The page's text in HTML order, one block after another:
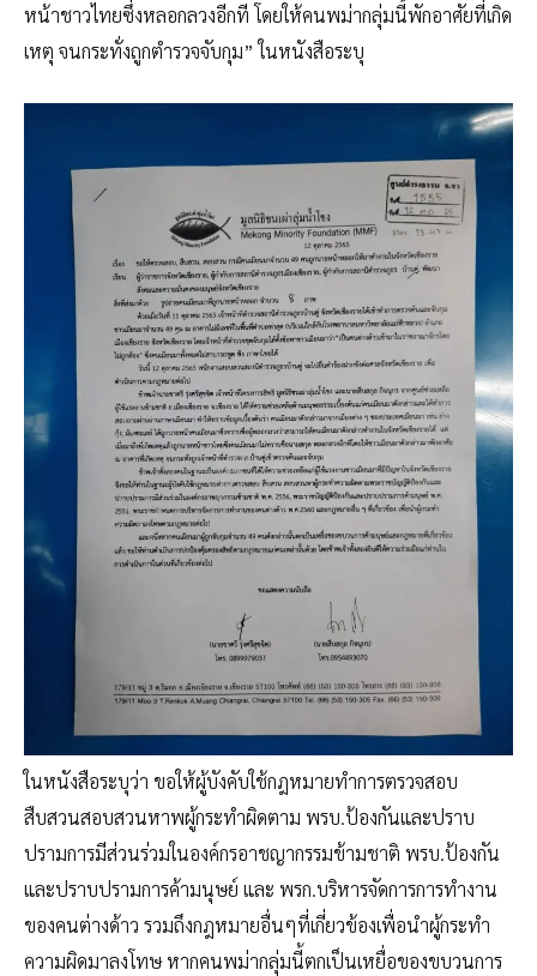
หน้าชาวไทยซึ่งหลอกลวงอีกที โดยให้คนพม่ากลุ่มนี้พักอาศัยที่เกิด
เหตุ จนกระทั่งถูกตำรวจจับกุม” ในหนังสือระบุ
ในหนังสือระบุว่า ขอให้ผู้บังคับใช้กฎหมายทำการตรวจสอบ
สืบสวนสอบสวนหาพผู้กระทำผิดตาม พรบ.ป้องกันและปราบ
ปรามการมีส่วนร่วมในองค์กรอาชญากรรมข้ามชาติ พรบ.ป้องกัน
และปราบปรามการค้ามนุษย์ และ พรก.บริหารจัดการการทำงาน
ของคนต่างด้าว รวมถึงกฎหมายอื่นๆที่เกี่ยวข้องเพื่อนำผู้กระทำ
ความผิดมาลงโทษ หากคนพม่ากลุ่มนี้ตกเป็นเหยื่อของขบวนการ